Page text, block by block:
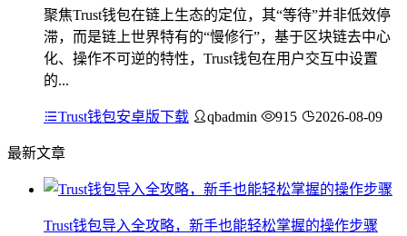
聚焦Trust钱包在链上生态的定位，其“等待”并非低效停
滞，而是链上世界特有的“慢修行”，基于区块链去中心
化、操作不可逆的特性，Trust钱包在用户交互中设置
的...
Trust钱包安卓版下载 qbadmin 915 2026-08-09
最新文章
Trust钱包导入全攻略，新手也能轻松掌握的操作步骤